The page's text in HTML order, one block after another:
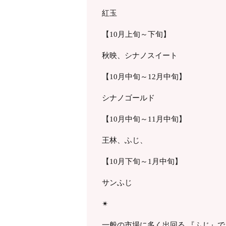
紅玉
【10月上旬～下旬】
秋映、シナノスイート
【10月中旬～12月中旬】
シナノゴールド
【10月中旬～11月中旬】
王林、ふじ、
【10月下旬～1月中旬】
サンふじ
✴︎